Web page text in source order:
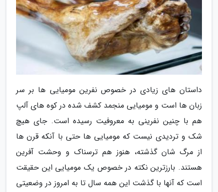
داستان های زیادی در خصوص نفرین مومیایی ها بر سر
زبان ها است و مومیایی منجمد کشف شده در کوه های آلپ
هم با چنین نفرینی به معروفیت رسیده است. جای هیچ
شک و تردیدی نیست که مومیایی ها حتی با آنکه قرن ها
از مرگ شان گذشته، هنوز هم ترسناک و وحشت آفرین
هستند. بارزترین نکته در خصوص یک مومیایی این حقیقت
است که آنها با گذشت این همه سال تا به امروز در وضعیتی